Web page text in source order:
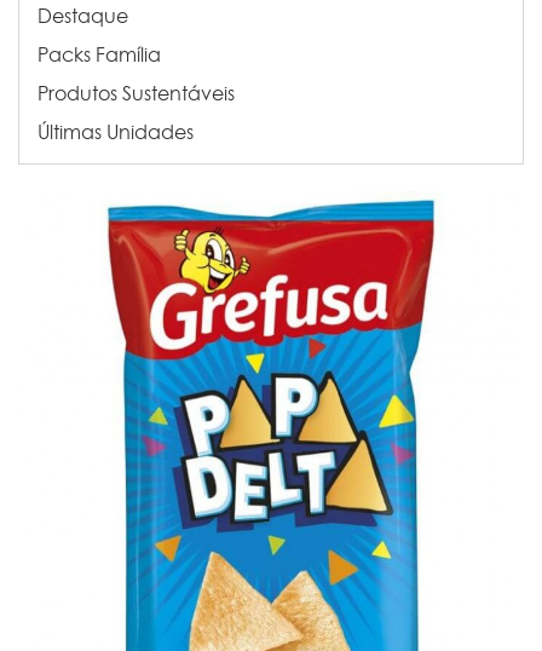
Destaque
Packs Família
Produtos Sustentáveis
Últimas Unidades